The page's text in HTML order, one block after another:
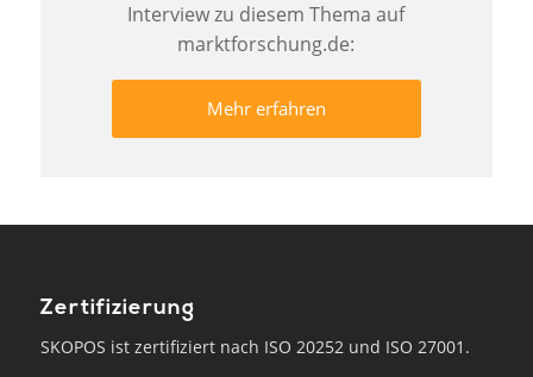
Interview zu diesem Thema auf
marktforschung.de:
Mehr erfahren
Zertifizierung
SKOPOS ist zertifiziert nach ISO 20252 und ISO 27001.